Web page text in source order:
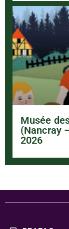
Musée
(Nancray
2026